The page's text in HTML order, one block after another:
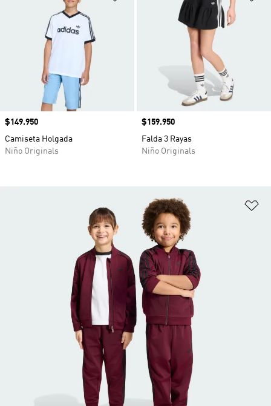
Precio
$149.950
Camiseta Holgada
Niño Originals
Precio
$159.950
Falda 3 Rayas
Niño Originals